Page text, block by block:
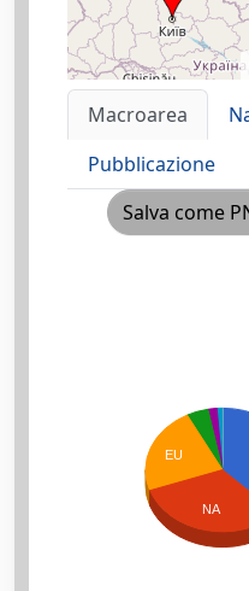
Macroarea
Pubblicazione
Salva come
EU
NA